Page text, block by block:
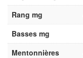
Rang mg
Basses mg
Mentonnières